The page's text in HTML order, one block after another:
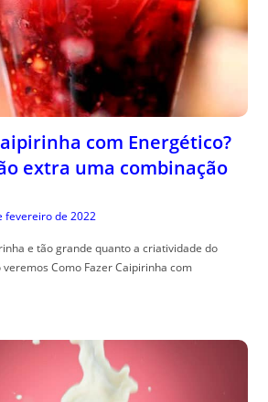
com Energético?
extra uma combinação
fevereiro de 2022
e tão grande quanto a criatividade do
Como Fazer Caipirinha com